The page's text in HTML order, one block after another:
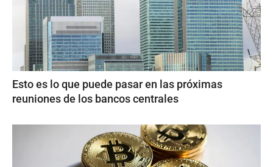
Esto es lo que puede pasar en las próximas
reuniones de los bancos centrales